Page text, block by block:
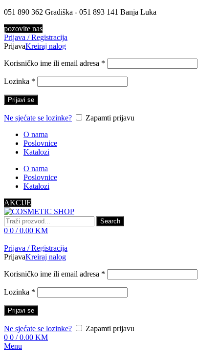
051 890 362 Gradiška - 051 893 141 Banja Luka
pozovite nas
Prijava / Registracija
PrijavaKreiraj nalog
Korisničko ime ili email adresa *
Lozinka *
Prijavi se
Ne sjećate se lozinke?
Zapamti prijavu
O nama
Poslovnice
Katalozi
O nama
Poslovnice
Katalozi
AKCIJE
Search
0 0 / 0.00 KM
Prijava / Registracija
PrijavaKreiraj nalog
Korisničko ime ili email adresa *
Lozinka *
Prijavi se
Ne sjećate se lozinke?
Zapamti prijavu
0 0 / 0.00 KM
Menu